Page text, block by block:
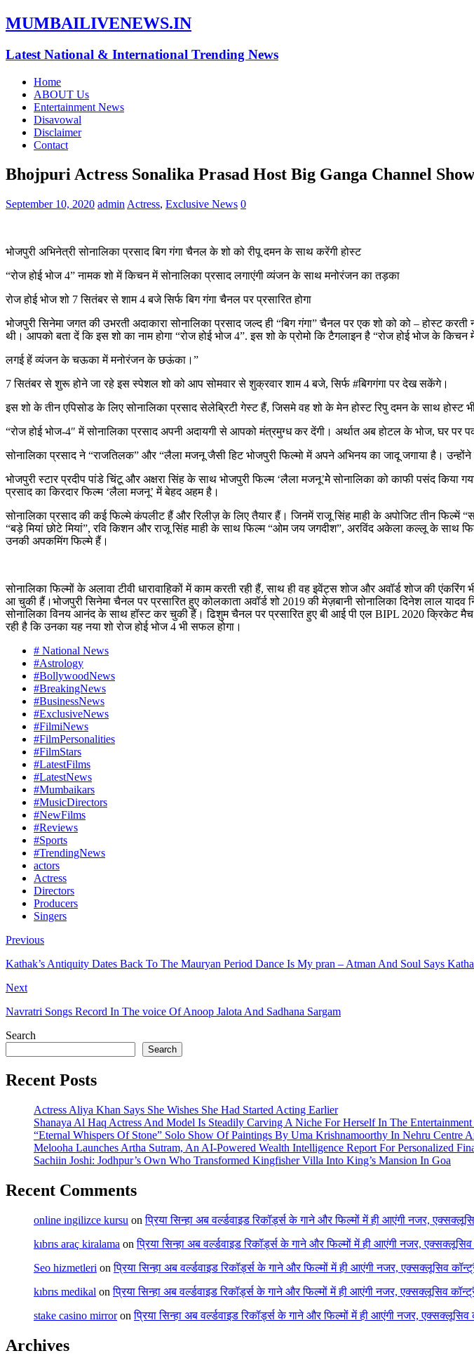
MUMBAILIVENEWS.IN
Latest National & International Trending News
Home
ABOUT Us
Entertainment News
Disavowal
Disclaimer
Contact
Bhojpuri Actress Sonalika Prasad Host Big Ganga Channel
September 10, 2020 admin Actress, Exclusive News 0
भोजपुरी अभिनेत्री सोनालिका प्रसाद बिग गंगा चैनल के शो को रीपू दमन के साथ करेंगी होस्ट
“रोज होई भोज 4” नामक शो में किचन में सोनालिका प्रसाद लगाएंगी व्यंजन के साथ मनोरंजन का तड़का
रोज होई भोज शो 7 सितंबर से शाम 4 बजे सिर्फ बिग गंगा चैनल पर प्रसारित होगा
भोजपुरी सिनेमा जगत की उभरती अदाकारा सोनालिका प्रसाद जल्द ही “बिग गंगा” चैनल पर एक शो को को – होस्ट
थी। आपको बता दें कि इस शो का नाम होगा “रोज होई भोज 4”. इस शो के प्रोमो कि टैगलाइन है “रोज होई भोज के किचन
लगई हें व्यंजन के चऊका में मनोरंजन के छऊंका।”
7 सितंबर से शुरू होने जा रहे इस स्पेशल शो को आप सोमवार से शुक्रवार शाम 4 बजे, सिर्फ #बिगगंगा पर देख सकेंगे।
इस शो के तीन एपिसोड के लिए सोनालिका प्रसाद सेलेब्रिटी गेस्ट हैं, जिसमे वह शो के मेन होस्ट रिपु दमन के साथ होस्ट
“रोज होई भोज-4″ में सोनालिका प्रसाद अपनी अदायगी से आपको मंत्रमुग्ध कर देंगी। अर्थात अब होटल के भोज, घर
सोनालिका प्रसाद ने “राजतिलक” और “लैला मजनू जैसी हिट भोजपुरी फिल्मो में अपने अभिनय का जादू जगाया है।
भोजपुरी स्टार प्रदीप पांडे चिंटू और अक्षरा सिंह के साथ भोजपुरी फिल्म ‘लैला मजनू’मेे सोनालिका को काफी पसंद
प्रसाद का किरदार फिल्‍म ‘लैला मजनू’ में बेहद अहम है।
सोनालिका प्रसाद की कई फिल्मे कंपलीट हैं और रिलीज़ के लिए तैयार हैं। जिनमें राजू सिंह माही के अपोजिट तीन फिल्में
“बड़े मियां छोटे मियां”, रवि किशन और राजू सिंह माही के साथ फिल्म “ओम जय जगदीश”, अरविंद अकेला कल्लू के साथ
उनकी अपकमिंग फिल्मे हैं।
सोनालिका फिल्मों के अलावा टीवी धारावाहिकों में काम करती रही हैं, साथ ही वह इवेंट्स शोज और अवॉर्ड शोज की
आ चुकी हैं।भोजपुरी सिनेमा चैनल पर प्रसारित हुए कोलकाता अवॉर्ड शो 2019 की मेज़बानी सोनालिका दिनेश लाल
सोनालिका विनय आनंद के साथ हॉस्ट कर चुकी हैं। ढिशुम चैनल पर प्रसारित हुए बी आई पी एल BIPL 2020 क्रिकेट मैच
रही है कि उनका यह नया शो रोज होई भोज 4 भी सफल होगा।
# National News
#Astrology
#BollywoodNews
#BreakingNews
#BusinessNews
#ExclusiveNews
#FilmiNews
#FilmPersonalities
#FilmStars
#LatestFilms
#LatestNews
#Mumbaikars
#MusicDirectors
#NewFilms
#Reviews
#Sports
#TrendingNews
actors
Actress
Directors
Producers
Singers
Previous
Kathak’s Antiquity Dates Back To The Mauryan Period Dance Is My pran – Atman And Soul Says
Next
Navratri Songs Record In The voice Of Anoop Jalota And Sadhana Sargam
Search
Search
Recent Posts
Actress Aliya Khan Says She Wishes She Had Started Acting Earlier
Shanaya Al Haq Actress And Model Is Steadily Carving A Niche For Herself In The
“Eternal Whispers Of Stone” Solo Show Of Paintings By Uma Krishnamoorthy In Nehru Centre
Melooha Launches Artha Sutram, An AI-Powered Wealth Intelligence Report For Personalized
Sachiin Joshi: Jodhpur’s Own Who Transformed Kingfisher Villa Into King’s Mansion In Goa
Recent Comments
online ingilizce kursu onप्रिया सिन्हा अब वर्ल्डवाइड रिकॉर्ड्स के गाने और फिल्मों में ही आएंगी नजर,
kıbrıs araç kiralama onप्रिया सिन्हा अब वर्ल्डवाइड रिकॉर्ड्स के गाने और फिल्मों में ही आएंगी नजर,
Seo hizmetleri onप्रिया सिन्हा अब वर्ल्डवाइड रिकॉर्ड्स के गाने और फिल्मों में ही आएंगी नजर, एक्सक्लूसिव
kıbrıs medikal onप्रिया सिन्हा अब वर्ल्डवाइड रिकॉर्ड्स के गाने और फिल्मों में ही आएंगी नजर, एक्सक्लूसिव
stake casino mirroronप्रिया सिन्हा अब वर्ल्डवाइड रिकॉर्ड्स के गाने और फिल्मों में ही आएंगी नजर, एक्सक्लूसिव
Archives